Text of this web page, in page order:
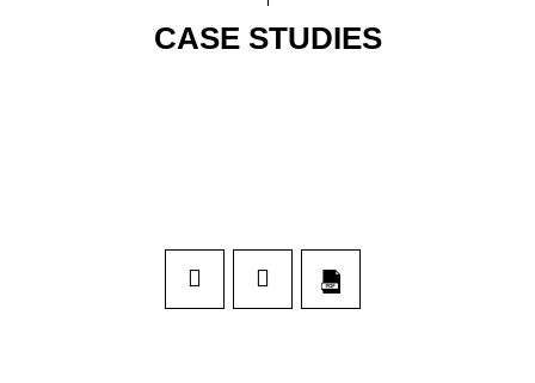
CASE STUDIES